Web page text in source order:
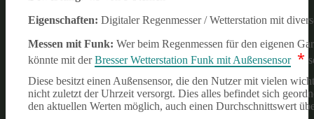
Eigenschaften: Digitaler Regenmesser / Wetterstation mit
Messen mit Funk: Wer beim Regenmessen für den eigenen
könnte mit derBresser Wetterstation Funk mit Außensensor *
Diese besitzt einen Außensensor, die den Nutzer mit vielen
nicht zuletzt der Uhrzeit versorgt. Dies alles befindet sich
den aktuellen Werten möglich, auch einen Durchschnittswert